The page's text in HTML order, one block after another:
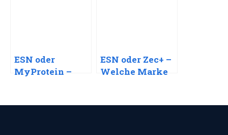
ESN oder
MyProtein –
mehr?
ESN oder Zec+ –
Welche Marke